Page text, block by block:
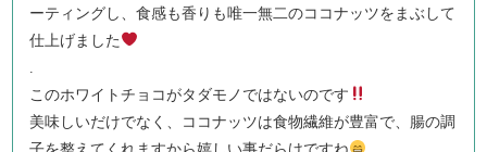
ーティングし、食感も香りも唯一無二のココナッツをまぶして
仕上げました
このホワイトチョコがタダモノではないのです
美味しいだけでなく、ココナッツは食物繊維が豊富で、腸の調